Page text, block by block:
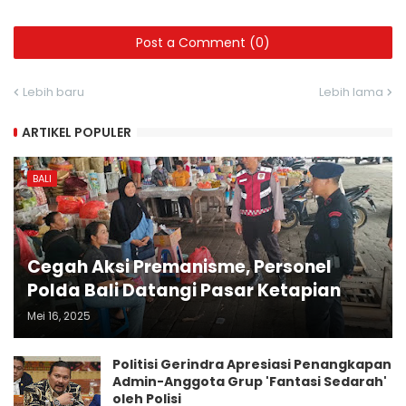
Post a Comment (0)
Lebih baru Lebih lama
ARTIKEL POPULER
BALI
Cegah Aksi Premanisme, Personel
Polda Bali Datangi Pasar Ketapian
Mei 16, 2025
Politisi Gerindra Apresiasi Penangkapan
Admin-Anggota Grup 'Fantasi Sedarah'
oleh Polisi